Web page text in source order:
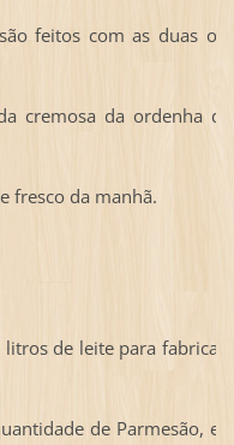
feitos com as duas
cremosa da ordenha
fresco da manhã.
de leite para
de Parmesão,